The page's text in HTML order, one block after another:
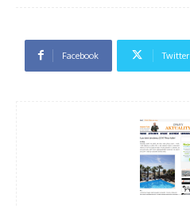
Facebook Twitter